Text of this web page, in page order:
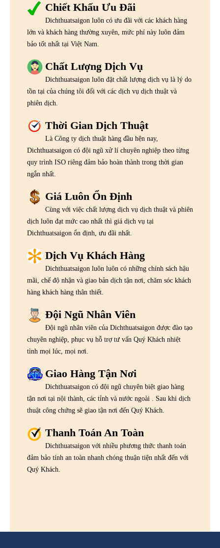
Chiết Khấu Ưu Đãi
Dichthuatsaigon luôn có ưu đãi với các khách hàng
lớn và khách hàng thường xuyên, mức phí này luôn đảm
bảo tốt nhất tại Việt Nam.
Chất Lượng Dịch Vụ
Dichthuatsaigon luôn đặt chất lượng dịch vụ là lý do
tồn tại của chúng tôi đối với các dịch vụ dịch thuật và
phiên dịch.
Thời Gian Dịch Thuật
Là Công ty dịch thuật hàng đầu hện nay,
Dichthuatsaigon có đội ngũ xử lí chuyên nghiệp theo từng
quy trình ISO riêng đảm bảo hoàn thành trong thời gian
ngắn nhất.
Giá Luôn Ổn Định
Cùng với việc chất lượng dịch vụ dịch thuật và phiên
dịch luôn đạt mức cao nhất thì giá dịch vụ tại
Dichthuatsaigon ổn định, ưu đãi nhất.
Dịch Vụ Khách Hàng
Dichthuatsaigon luôn luôn có những chính sách hậu
mãi, chế độ nhận và giao bản dịch tận nơi, chăm sóc khách
hàng khách hàng thân thiết.
Đội Ngũ Nhân Viên
Đội ngũ nhân viên của Dichthuatsaigon được đào tạo
chuyên nghiệp, phục vụ hỗ trợ tư vấn Quý Khách nhiệt
tình mọi lúc, mọi nơi.
Giao Hàng Tận Nơi
Dichthuatsaigon có đội ngũ chuyên biệt giao hàng
tận nơi tại nội thành, các tỉnh và nước ngoài . Sau khi dịch
thuật công chứng sẽ giao tận nơi đến Quý Khách.
Thanh Toán An Toàn
Dichthuatsaigon với nhiều phương thức thanh toán
đảm bảo tính an toàn nhanh chóng thuận tiện nhất đến với
Quý Khách.